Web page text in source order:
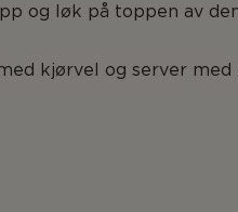
og løk på toppen av
kjørvel og server med